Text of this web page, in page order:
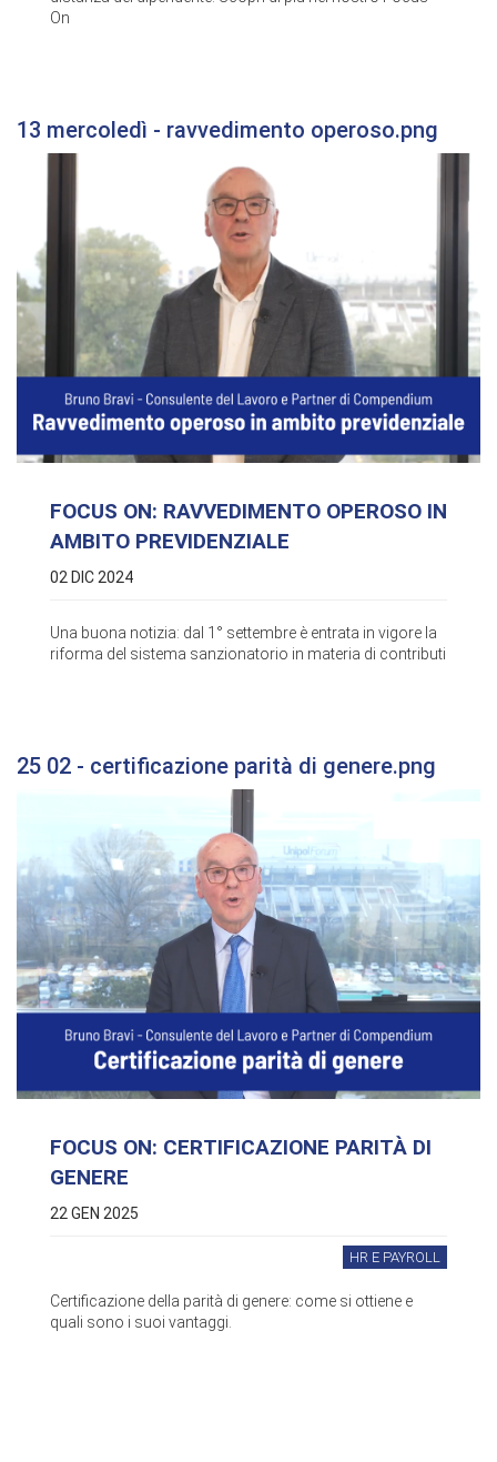
On
13 mercoledì - ravvedimento operoso.png
FOCUS ON: RAVVEDIMENTO OPEROSO IN
AMBITO PREVIDENZIALE
02 DIC 2024
Una buona notizia: dal 1° settembre è entrata in vigore la
riforma del sistema sanzionatorio in materia di contributi
25 02 - certificazione parità di genere.png
FOCUS ON: CERTIFICAZIONE PARITÀ DI
GENERE
22 GEN 2025
HR E PAYROLL
Certificazione della parità di genere: come si ottiene e
quali sono i suoi vantaggi.